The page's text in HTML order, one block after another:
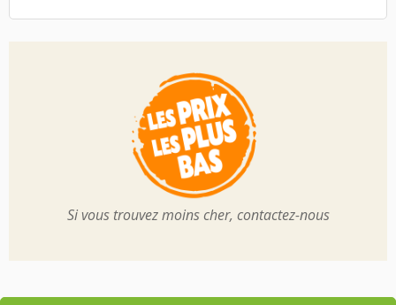
Si vous trouvez moins cher, contactez-nous